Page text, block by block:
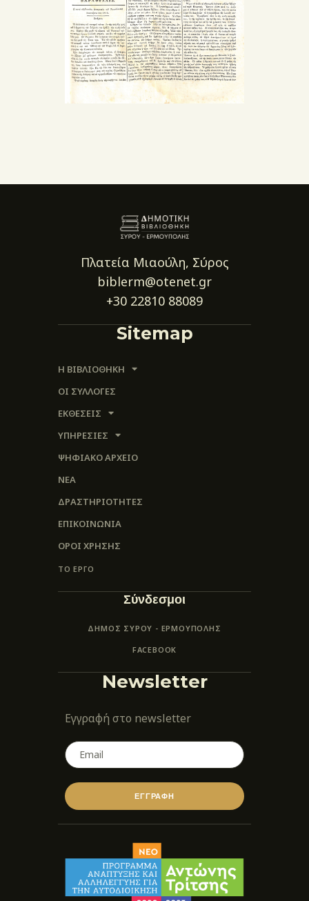
Πλατεία Μιαούλη, Σύρος
biblerm@otenet.gr
+30 22810 88089
Sitemap
Η ΒΙΒΛΙΟΘΗΚΗ
ΟΙ ΣΥΛΛΟΓΈΣ
ΕΚΘΕΣΕΙΣ
ΥΠΗΡΕΣΙΕΣ
ΨΗΦΙΑΚΌ ΑΡΧΕΊΟ
ΝΕΑ
ΔΡΑΣΤΗΡΙΟΤΗΤΕΣ
ΕΠΙΚΟΙΝΩΝΊΑ
ΌΡΟΙ ΧΡΉΣΗΣ
ΤΟ ΕΡΓΟ
Σύνδεσμοι
ΔΗΜΟΣ ΣΥΡΟΥ - ΕΡΜΟΎΠΟΛΗΣ
FACEBOOK
Newsletter
Εγγραφή στο newsletter
ΕΓΓΡΑΦΗ